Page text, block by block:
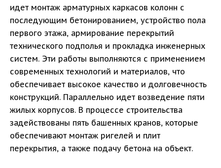
идет монтаж арматурных каркасов колонн с
последующим бетонированием, устройство пола
первого этажа, армирование перекрытий
технического подполья и прокладка инженерных
систем. Эти работы выполняются с применением
современных технологий и материалов, что
обеспечивает высокое качество и долговечность
конструкций. Параллельно идет возведение пяти
жилых корпусов. В процессе строительства
задействованы пять башенных кранов, которые
обеспечивают монтаж ригелей и плит
перекрытия, а также подачу бетона на объект.